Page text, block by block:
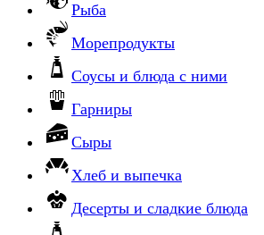
Рыба
Морепродукты
Соусы и блюда с ними
Гарниры
Сыры
Хлеб и выпечка
Десерты и сладкие блюда